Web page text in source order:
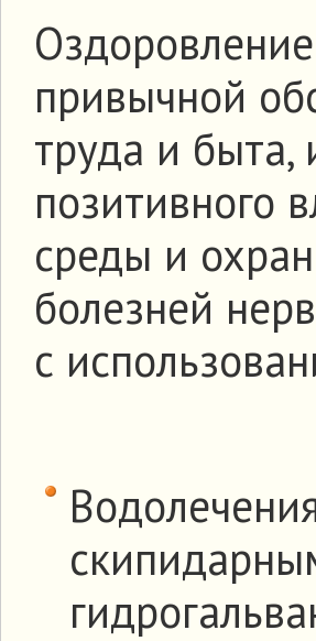
привычной
труда и быта,
позитивного
среды и
болезней
с